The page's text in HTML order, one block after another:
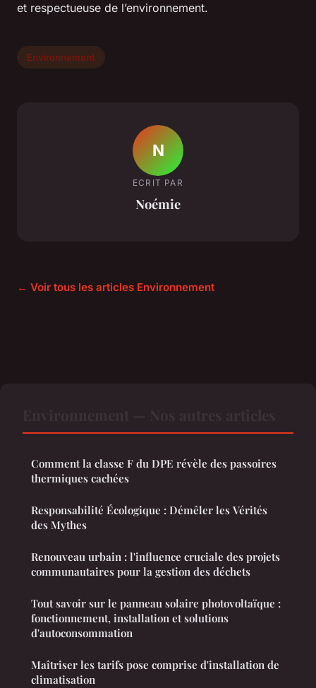
et respectueuse de l’environnement.
Environnement
N
ECRIT PAR
Noémie
← Voir tous les articles Environnement
Comment la classe F du DPE révèle des passoires
thermiques cachées
Responsabilité Écologique : Démêler les Vérités
des Mythes
Renouveau urbain : l'influence cruciale des projets
communautaires pour la gestion des déchets
Tout savoir sur le panneau solaire photovoltaïque :
fonctionnement, installation et solutions
d'autoconsommation
Maîtriser les tarifs pose comprise d'installation de
climatisation